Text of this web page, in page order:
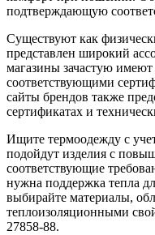
подтверждающую
Существуют как
представлен широкий
магазины зачастую
соответствующими
сайты брендов также
сертификатах и
Ищите термоодежду с
подойдут изделия с
соответствующие
нужна поддержка тепла
выбирайте материалы,
теплоизоляционными
27858-88.